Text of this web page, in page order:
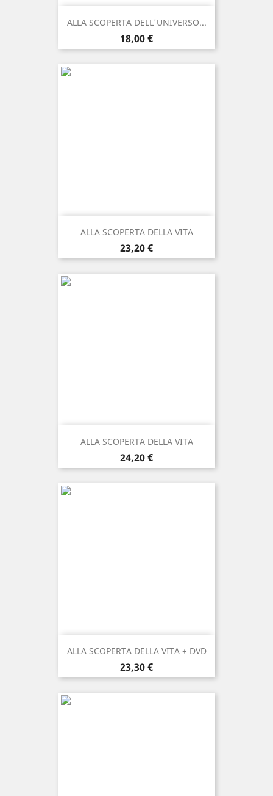
ALLA SCOPERTA DELL'UNIVERSO...
Prezzo
18,00 €
ALLA SCOPERTA DELLA VITA
Prezzo
23,20 €
ALLA SCOPERTA DELLA VITA
Prezzo
24,20 €
ALLA SCOPERTA DELLA VITA + DVD
Prezzo
23,30 €